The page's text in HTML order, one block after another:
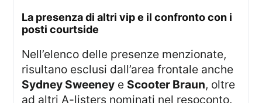
la presenza di altri vip e il confronto con i
posti courtside
Nell’elenco delle presenze menzionate,
risultano esclusi dall’area frontale anche
Sydney Sweeney e Scooter Braun, oltre
ad altri A-listers nominati nel resoconto.